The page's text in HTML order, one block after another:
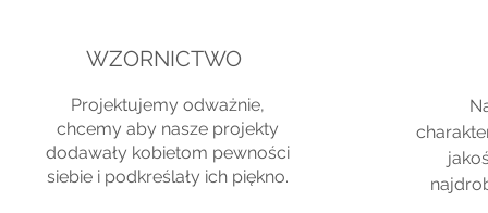
WZORNICTWO
Projektujemy odważnie,
chcemy aby nasze projekty
dodawały kobietom pewności
siebie i podkreślały ich piękno.